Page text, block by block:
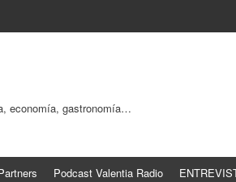
economía, gastronomía…
Podcast Valentia Radio